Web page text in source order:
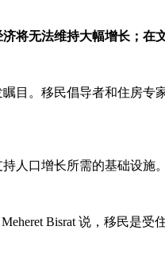
将无法维持大幅增长；在
目。移民倡导者和住房
人口增长所需的基础设施。
Bisrat 说，移民是